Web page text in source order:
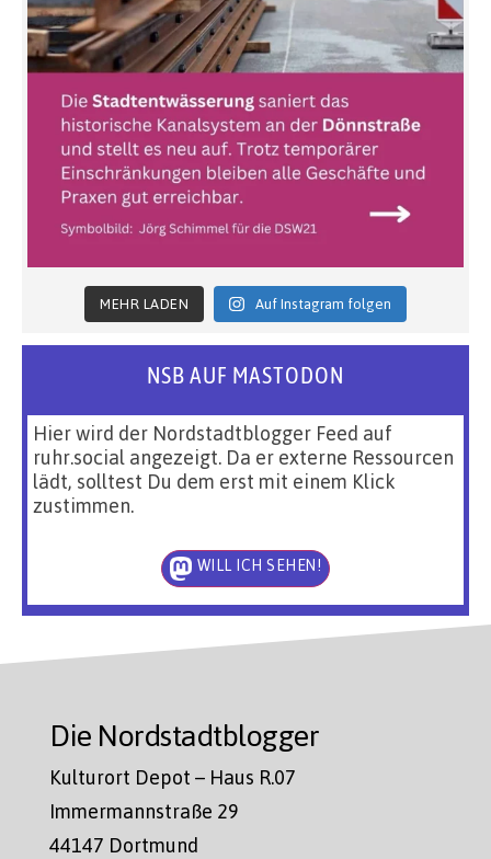
MEHR LADEN Auf Instagram folgen
NSB AUF MASTODON
Hier wird der Nordstadtblogger Feed auf
ruhr.social angezeigt. Da er externe Ressourcen
lädt, solltest Du dem erst mit einem Klick
zustimmen.
WILL ICH SEHEN!
Die Nordstadtblogger
Kulturort Depot – Haus R.07
Immermannstraße 29
44147 Dortmund